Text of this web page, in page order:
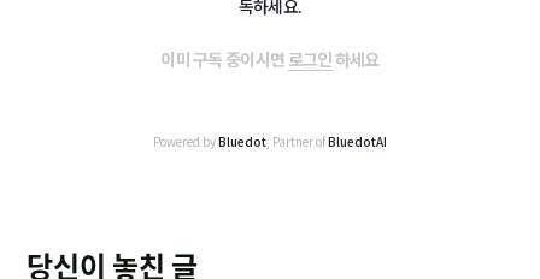
독하세요.
이미 구독 중이시면 로그인하세요
Powered byBluedot, Partner ofBluedotAI
당신이 놓친 글